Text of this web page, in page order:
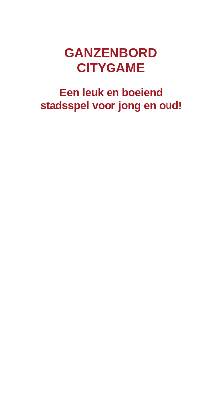
GANZENBORD
CITYGAME
Een leuk en boeiend
stadsspel voor jong en oud!